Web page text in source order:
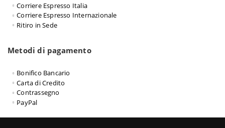
Corriere Espresso Italia
Corriere Espresso Internazionale
Ritiro in Sede
Metodi di pagamento
Bonifico Bancario
Carta di Credito
Contrassegno
PayPal